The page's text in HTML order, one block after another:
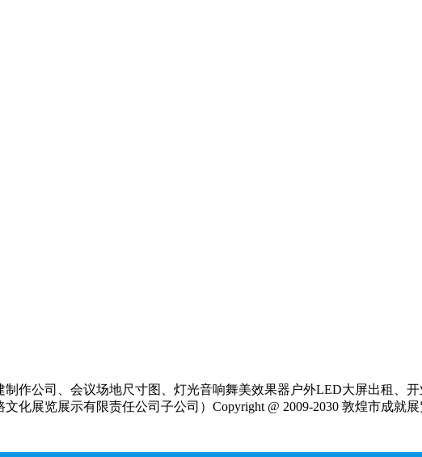
作公司、会议场地尺寸图、灯光音响舞美效果器户外LED大屏出租、
化展览展示有限责任公司子公司）Copyright @ 2009-2030 敦煌市成就